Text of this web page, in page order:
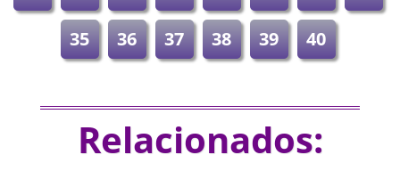
35
36 37 38 39 40
Relacionados: